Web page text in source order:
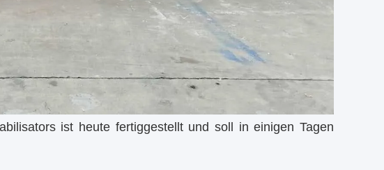
ist heute fertiggestellt und soll in einigen Tagen